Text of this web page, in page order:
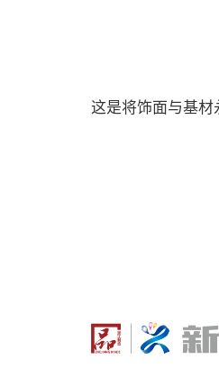
这是将饰面与基材